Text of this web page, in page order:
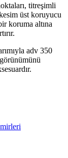
titreşimli
üst koruyucu
koruma altına
adv 350